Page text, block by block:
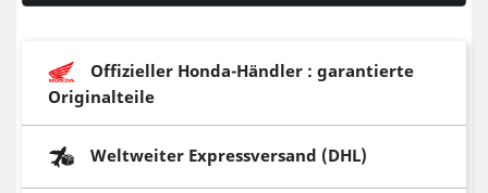
Offizieller Honda-Händler : garantierte
Originalteile
Weltweiter Expressversand (DHL)